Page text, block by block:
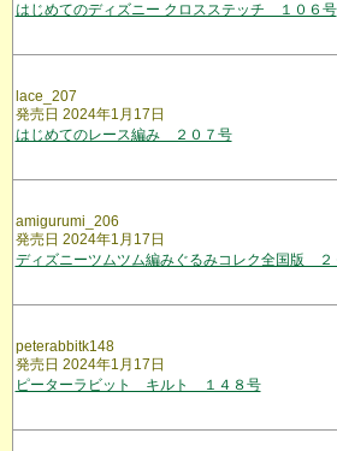
はじめてのディズニー クロスステッチ １０６号
lace_207
発売日 2024年1月17日
はじめてのレース編み ２０７号
amigurumi_206
発売日 2024年1月17日
ディズニーツムツム編みぐるみコレク全国版 ２
peterabbitk148
発売日 2024年1月17日
ピーターラビット キルト １４８号